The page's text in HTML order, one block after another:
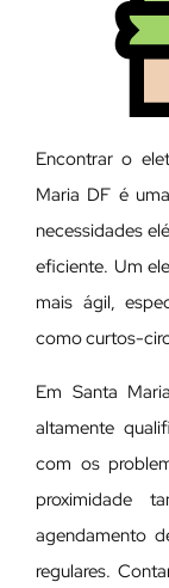
Encontrar o
Maria DF é
necessidades
eficiente. Um
mais ágil,
como curtos-
Em Santa
altamente
com os
proximidade
agendamento
regulares.